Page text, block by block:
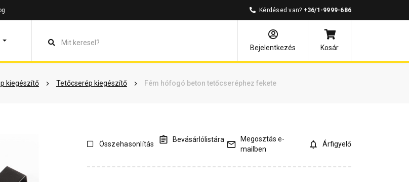
Kérdésed van? +36/1-9999-686
Bejelentkezés
Kosár
kiegészítő Tetőcserép kiegészítő Fém hófogó beton tetőcseréphez fekete
Vásárlói vélemények Kérdések és válaszok Kapcsolódó cikkek
Összehasonlítás
Bevásárlólistára
Megosztás e-
mailben
Árfigyelő